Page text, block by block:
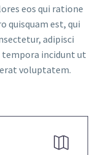
eos qui ratione
quisquam est, qui
adipisci
tempora incidunt ut
voluptatem.

